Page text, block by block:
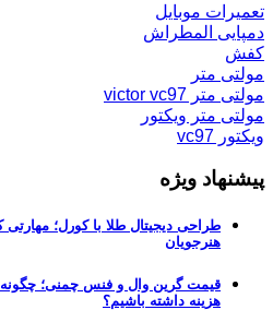
تعمیرات موبایل
دمپایی المطراش
کفش
مولتی متر
مولتی متر victor vc97
مولتی متر ویکتور
ویکتور vc97
پیشنهاد ویژه
طراحی دیجیتال طلا با کورل؛ مهارتی
هنرجویان
قیمت گرین وال و فنس چمنی؛ چگونه
هزینه داشته باشیم؟